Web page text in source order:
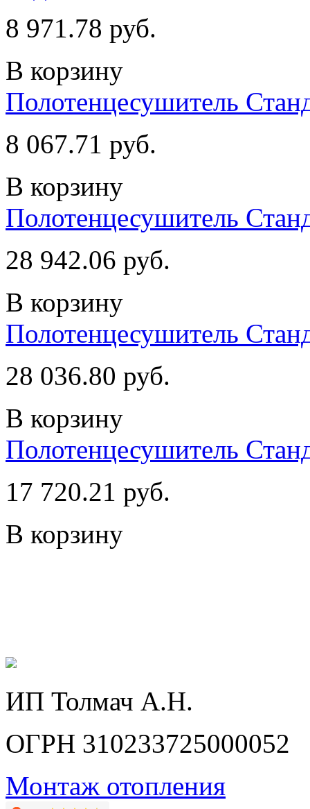
8 971.78 руб.
В корзину
Полотенцесушитель
8 067.71 руб.
В корзину
Полотенцесушитель
28 942.06 руб.
В корзину
Полотенцесушитель
28 036.80 руб.
В корзину
Полотенцесушитель
17 720.21 руб.
В корзину
ИП Толмач А.Н.
ОГРН 310233725000052
Монтаж отопления